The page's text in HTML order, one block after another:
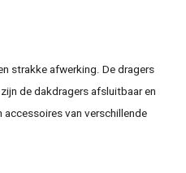
strakke afwerking. De dragers
de dakdragers afsluitbaar en
accessoires van verschillende